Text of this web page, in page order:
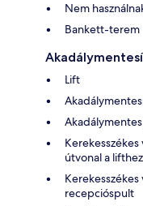
Nem
Bankett-terem
Lift
útvonal a lifthez
recepcióspult